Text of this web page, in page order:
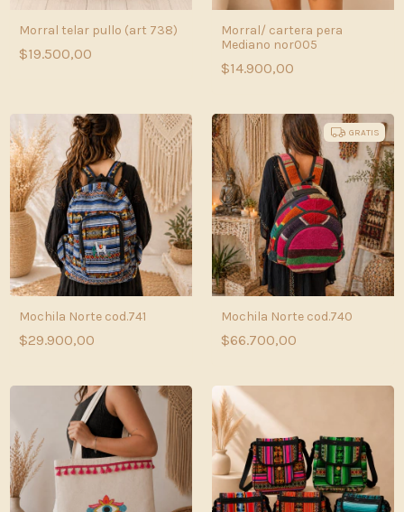
Morral telar pullo (art 738)
$19.500,00
Morral/ cartera pera
Mediano nor005
$14.900,00
Mochila Norte cod.741
$29.900,00
GRATIS
Mochila Norte cod.740
$66.700,00